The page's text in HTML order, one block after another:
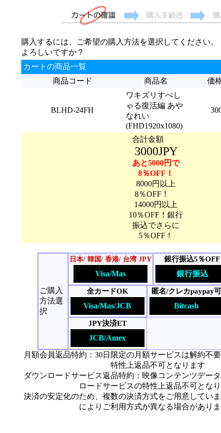
購入するには、ご希望の購入方法を選択してください。
よろしいですか？
カートの商品一覧
商品コード
商品名 価
BLHD-24FH
ワキズリすぺし
ゃる復活編 あや
なれい
(FHD1920x1080)
合計金額
3000JPY
あと5000円で
8％OFF！
8000円以上
8％OFF！
14000円以上
10％OFF！銀行
振込でさらに
5％OFF！
ご購入
方法選
択
日本/ 韓国/ 香港/ 台湾 JPY
Visa/Mas
銀行振込5％OFF
銀行振込
全カードOK
Visa/Mas/JCB
匿名/クレカpaypay可
Bitcash
JPY決済ET
JCB/Amex
月額会員返品特約：30日限定の月額サービスは解約不
特性上返品不可となります
ダウンロードサービス返品特約：映像コンテンツデー
ロードサービスの特性上返品不可とな
決済の安定化のため、複数の決済方式をご用意してい
によりご利用方式が異なる場合があり